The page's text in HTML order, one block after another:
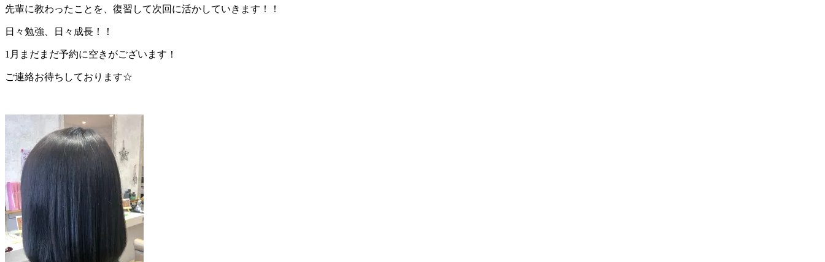
先輩に教わったことを、復習して次回に活かしていきます！！
日々勉強、日々成長！！
1月まだまだ予約に空きがございます！
ご連絡お待ちしております☆